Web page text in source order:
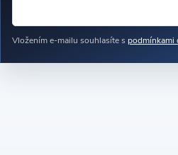
Vložením e-mailu souhlasíte s podmínkami